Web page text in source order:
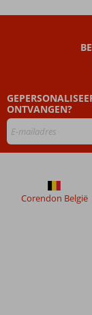
48
maanden
meer
om
de
ONTVANGEN?
Corendon België